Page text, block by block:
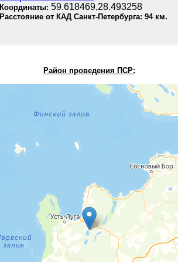
Координаты: 59.618469,28.493258
Расстояние от КАД Санкт-Петербурга: 94км.
Район проведения ПСР: